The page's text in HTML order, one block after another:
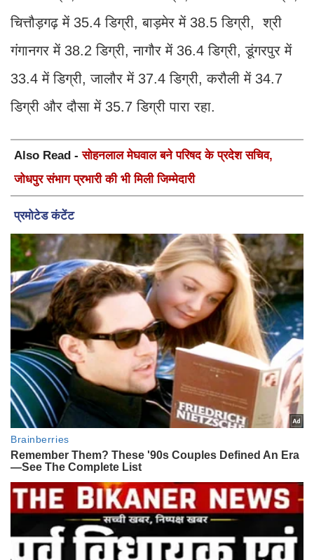
चित्तौड़गढ़ में 35.4 डिग्री, बाड़मेर में 38.5 डिग्री, श्री
गंगानगर में 38.2 डिग्री, नागौर में 36.4 डिग्री, डूंगरपुर में
33.4 में डिग्री, जालौर में 37.4 डिग्री, करौली में 34.7
डिग्री और दौसा में 35.7 डिग्री पारा रहा.
Also Read -सोहनलाल मेघवाल बने परिषद के प्रदेश सचिव,
जोधपुर संभाग प्रभारी की भी मिली जिम्मेदारी